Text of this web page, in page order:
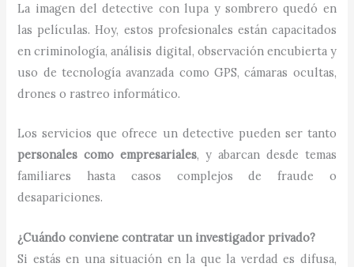
La imagen del detective con lupa y sombrero quedó en
las películas. Hoy, estos profesionales están capacitados
en criminología, análisis digital, observación encubierta y
uso de tecnología avanzada como GPS, cámaras ocultas,
drones o rastreo informático.
Los servicios que ofrece un detective pueden ser tanto
personales como empresariales, y abarcan desde temas
familiares hasta casos complejos de fraude o
desapariciones.
¿Cuándo conviene contratar un investigador privado?
Si estás en una situación en la que la verdad es difusa,